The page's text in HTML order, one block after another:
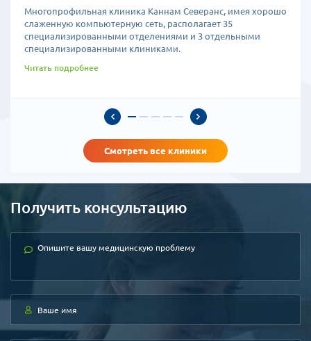
Многопрофильная клиника Каннам Северанс, имея хорошо
слаженную компьютерную сеть, располагает 35
специализированными отделениями и 3 отдельными
специализированными клиниками.
Читать подробнее
Смотреть все клиники
Получить консультацию